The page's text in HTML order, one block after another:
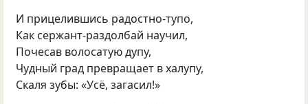
И прицелившись радостно-тупо,
Как сержант-раздолбай научил,
Почесав волосатую дупу,
Чудный град превращает в халупу,
Скаля зубы: «Усё, загасил!»